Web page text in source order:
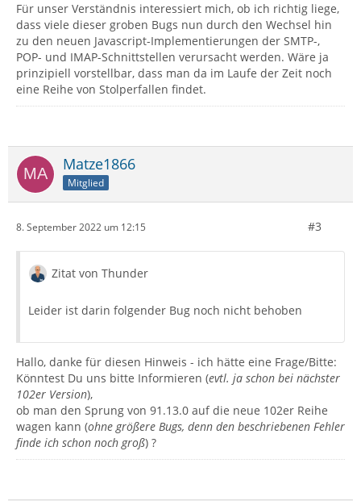
Für unser Verständnis interessiert mich, ob ich richtig liege,
dass viele dieser groben Bugs nun durch den Wechsel hin
zu den neuen Javascript-Implementierungen der SMTP-,
POP- und IMAP-Schnittstellen verursacht werden. Wäre ja
prinzipiell vorstellbar, dass man da im Laufe der Zeit noch
eine Reihe von Stolperfallen findet.
Matze1866
Mitglied
8. September 2022 um 12:15 #3
Zitat von Thunder
Leider ist darin folgender Bug noch nicht behoben
Hallo, danke für diesen Hinweis - ich hätte eine Frage/Bitte:
Könntest Du uns bitte Informieren (evtl. ja schon bei nächster
102er Version),
ob man den Sprung von 91.13.0 auf die neue 102er Reihe
wagen kann (ohne größere Bugs, denn den beschriebenen Fehler
finde ich schon noch groß) ?